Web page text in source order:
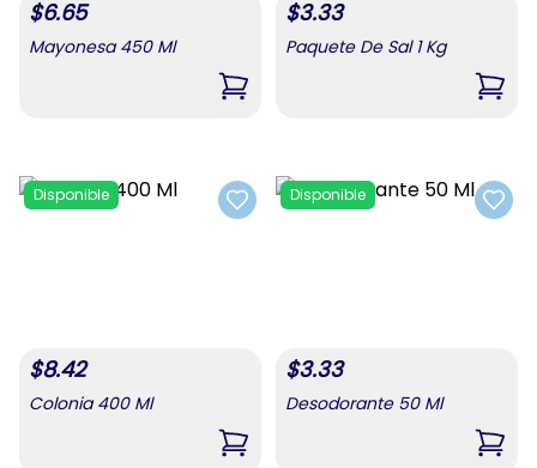
$6.65
Mayonesa 450 Ml
,Mayonesa 450 Ml
$3.33
Paquete De Sal 1 Kg
,
Add to favorites
Disponible
$8.42
Colonia 400 Ml
,Colonia 400 Ml
Add
Disponible
$3.33
Desodorante 50 Ml
,